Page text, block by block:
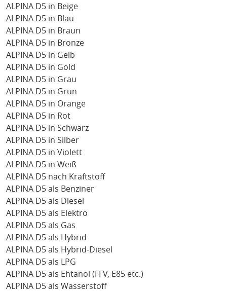
ALPINA D5 in Beige
ALPINA D5 in Blau
ALPINA D5 in Braun
ALPINA D5 in Bronze
ALPINA D5 in Gelb
ALPINA D5 in Gold
ALPINA D5 in Grau
ALPINA D5 in Grün
ALPINA D5 in Orange
ALPINA D5 in Rot
ALPINA D5 in Schwarz
ALPINA D5 in Silber
ALPINA D5 in Violett
ALPINA D5 in Weiß
ALPINA D5 nach Kraftstoff
ALPINA D5 als Benziner
ALPINA D5 als Diesel
ALPINA D5 als Elektro
ALPINA D5 als Gas
ALPINA D5 als Hybrid
ALPINA D5 als Hybrid-Diesel
ALPINA D5 als LPG
ALPINA D5 als Ehtanol (FFV, E85 etc.)
ALPINA D5 als Wasserstoff